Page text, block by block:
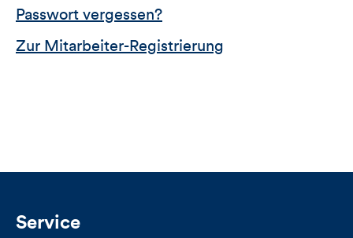
Passwort vergessen?
Zur Mitarbeiter-Registrierung
Service